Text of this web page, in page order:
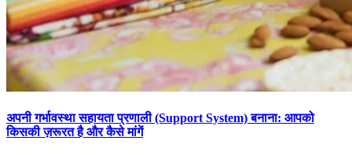
अपनी गर्भावस्था सहायता प्रणाली (Support System) बनाना: आपको
किसकी ज़रूरत है और कैसे मांगें